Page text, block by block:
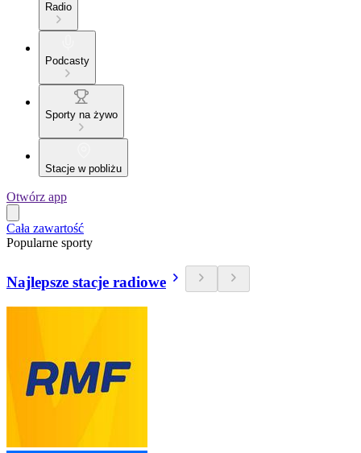
Radio
Podcasty
Sporty na żywo
Stacje w pobliżu
Otwórz app
Cała zawartość
Popularne sporty
Najlepsze stacje radiowe